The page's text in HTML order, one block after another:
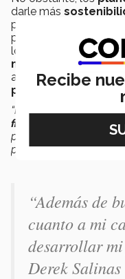
darle más
plataforma
para cualquier
los talleres
modalidad híbrida,
armar, construir y
plataformas
“Para poder
financiamiento
de
para ayudar a las
programas tan caros”,
“Además de
cuanto a mi
desarrollar
Derek Salinas
Recibe